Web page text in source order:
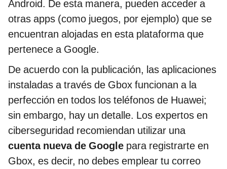
Android. De esta manera, pueden acceder a
otras apps (como juegos, por ejemplo) que se
encuentran alojadas en esta plataforma que
pertenece a Google.
De acuerdo con la publicación, las aplicaciones
instaladas a través de Gbox funcionan a la
perfección en todos los teléfonos de Huawei;
sin embargo, hay un detalle. Los expertos en
ciberseguridad recomiendan utilizar una
cuenta nueva de Google para registrarte en
Gbox, es decir, no debes emplear tu correo